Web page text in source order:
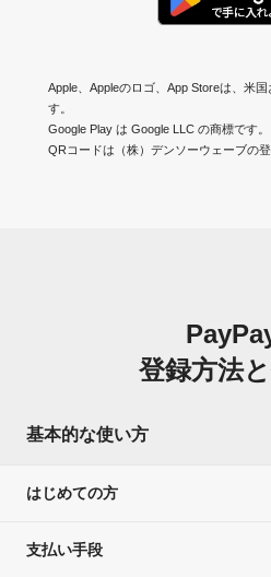
Apple、Appleのロゴ、App Storeは、米
す。
Google Play は Google LLC の商標です。
QRコードは（株）デンソーウェーブの登
登録方法
基本的な使い方
はじめての方
支払い手段